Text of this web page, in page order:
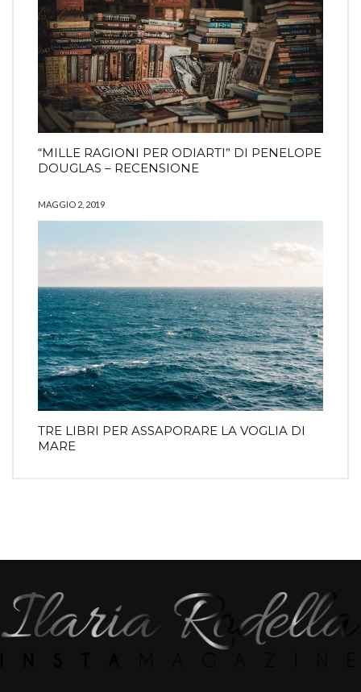
“MILLE RAGIONI PER ODIARTI” DI PENELOPE
DOUGLAS – RECENSIONE
MAGGIO 2, 2019
TRE LIBRI PER ASSAPORARE LA VOGLIA DI
MARE